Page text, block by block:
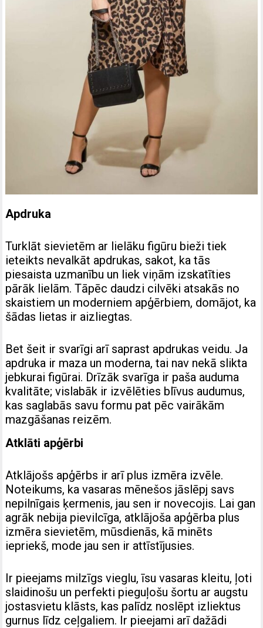
Apdruka
Turklāt sievietēm ar lielāku figūru bieži tiek
ieteikts nevalkāt apdrukas, sakot, ka tās
piesaista uzmanību un liek viņām izskatīties
pārāk lielām. Tāpēc daudzi cilvēki atsakās no
skaistiem un moderniem apģērbiem, domājot, ka
šādas lietas ir aizliegtas.
Bet šeit ir svarīgi arī saprast apdrukas veidu. Ja
apdruka ir maza un moderna, tai nav nekā slikta
jebkurai figūrai. Drīzāk svarīga ir paša auduma
kvalitāte; vislabāk ir izvēlēties blīvus audumus,
kas saglabās savu formu pat pēc vairākām
mazgāšanas reizēm.
Atklāti apģērbi
Atklājošs apģērbs ir arī plus izmēra izvēle.
Noteikums, ka vasaras mēnešos jāslēpj savs
nepilnīgais ķermenis, jau sen ir novecojis. Lai gan
agrāk nebija pievilcīga, atklājoša apģērba plus
izmēra sievietēm, mūsdienās, kā minēts
iepriekš, mode jau sen ir attīstījusies.
Ir pieejams milzīgs vieglu, īsu vasaras kleitu, ļoti
slaidinošu un perfekti pieguļošu šortu ar augstu
jostasvietu klāsts, kas palīdz noslēpt izliektus
gurnus līdz ceļgaliem. Ir pieejami arī dažādi